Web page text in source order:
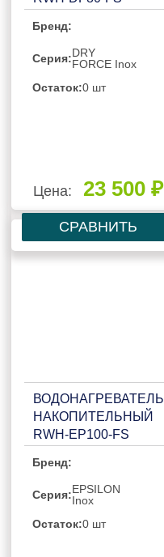
Бренд:
Серия:DRY
FORCE Inox
Остаток:0 шт
Цена: 23 500 ₽
СРАВНИТЬ
ВОДОНАГРЕВАТЕЛЬ
НАКОПИТЕЛЬНЫЙ
RWH-EP100-FS
Бренд:
Серия:EPSILON
Inox
Остаток:0 шт